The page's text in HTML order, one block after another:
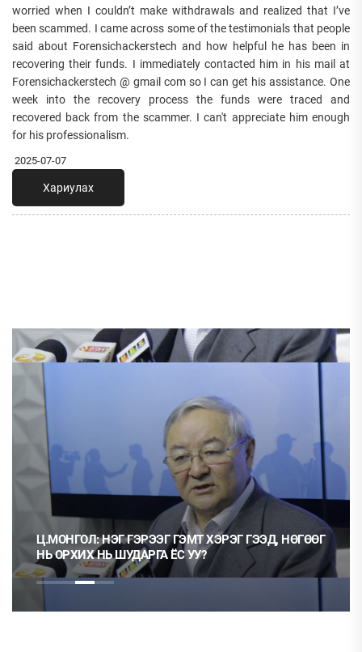
worried when I couldn’t make withdrawals and realized that I’ve
been scammed. I came across some of the testimonials that people
said about Forensichackerstech and how helpful he has been in
recovering their funds. I immediately contacted him in his mail at
Forensichackerstech @ gmail com so I can get his assistance. One
week into the recovery process the funds were traced and
recovered back from the scammer. I can't appreciate him enough
for his professionalism.
2025-07-07
Хариулах
Ц.МОНГОЛ: НЭГ ГЭРЭЭГ ГЭМТ ХЭРЭГ ГЭЭД, НӨГӨӨГ
НЬ ОРХИХ НЬ ШУДАРГА ЁС УУ?